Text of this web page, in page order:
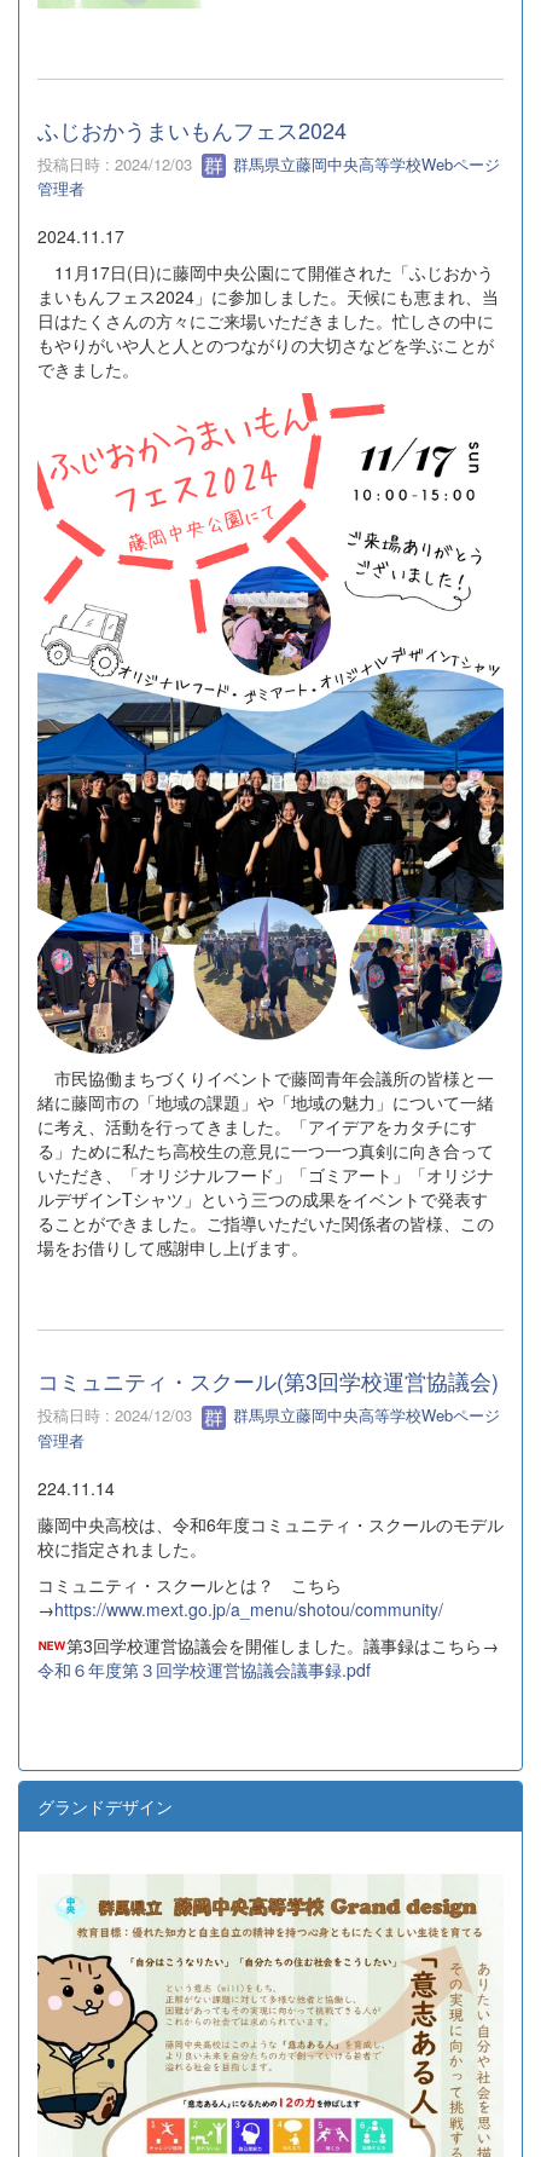
ふじおかうまいもんフェス2024
投稿日時 : 2024/12/03
群馬県立藤岡中央高等学校Webページ
管理者
2024.11.17
11月17日(日)に藤岡中央公園にて開催された「ふじおかう
まいもんフェス2024」に参加しました。天候にも恵まれ、当
日はたくさんの方々にご来場いただきました。忙しさの中に
もやりがいや人と人とのつながりの大切さなどを学ぶことが
できました。
市民協働まちづくりイベントで藤岡青年会議所の皆様と一
緒に藤岡市の「地域の課題」や「地域の魅力」について一緒
に考え、活動を行ってきました。「アイデアをカタチにす
る」ために私たち高校生の意見に一つ一つ真剣に向き合って
いただき、「オリジナルフード」「ゴミアート」「オリジナ
ルデザインTシャツ」という三つの成果をイベントで発表す
ることができました。ご指導いただいた関係者の皆様、この
場をお借りして感謝申し上げます。
コミュニティ・スクール(第3回学校運営協議会)
投稿日時 : 2024/12/03
群馬県立藤岡中央高等学校Webページ
管理者
224.11.14
藤岡中央高校は、令和6年度コミュニティ・スクールのモデル
校に指定されました。
コミュニティ・スクールとは？ こちら
→https://www.mext.go.jp/a_menu/shotou/community/
第3回学校運営協議会を開催しました。議事録はこちら→
令和６年度第３回学校運営協議会議事録.pdf
グランドデザイン